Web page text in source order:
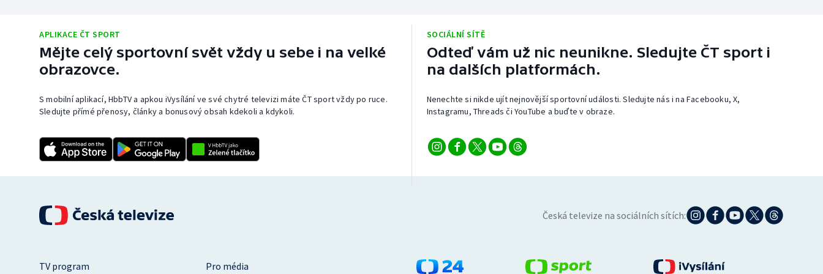
APLIKACE ČT SPORT
Mějte celý sportovní svět vždy u sebe i na velké
obrazovce.
S mobilní aplikací, HbbTV a apkou iVysílání ve své chytré televizi máte ČT sport vždy po ruce.
Sledujte přímé přenosy, články a bonusový obsah kdekoli a kdykoli.
SOCIÁLNÍ SÍTĚ
Odteď vám už nic neunikne. Sledujte ČT sport i
na dalších platformách.
Nenechte si nikde ujít nejnovější sportovní události. Sledujte nás i na Facebooku, X,
Instagramu, Threads či YouTube a buďte v obraze.
Česká televize na sociálních sítích:
TV program
Pro média